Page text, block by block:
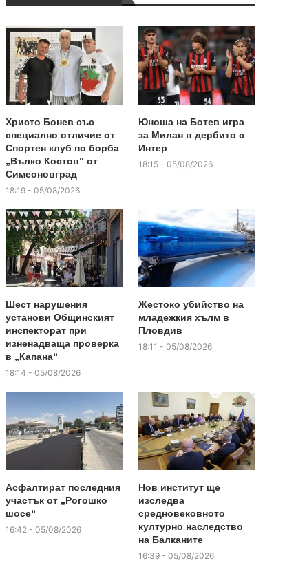
Христо Бонев със
специално отличие от
Спортен клуб по борба
„Вълко Костов“ от
Симеоновград
18:19 - 05/08/2026
Юноша на Ботев игра
за Милан в дербито с
Интер
18:15 - 05/08/2026
Шест нарушения
установи Общинският
инспекторат при
изненадваща проверка
в „Капана“
18:14 - 05/08/2026
Жестоко убийство на
младежкия хълм в
Пловдив
18:11 - 05/08/2026
Асфалтират последния
участък от „Рогошко
шосе“
16:42 - 05/08/2026
Нов институт ще
изследва
средновековното
културно наследство
на Балканите
16:39 - 05/08/2026